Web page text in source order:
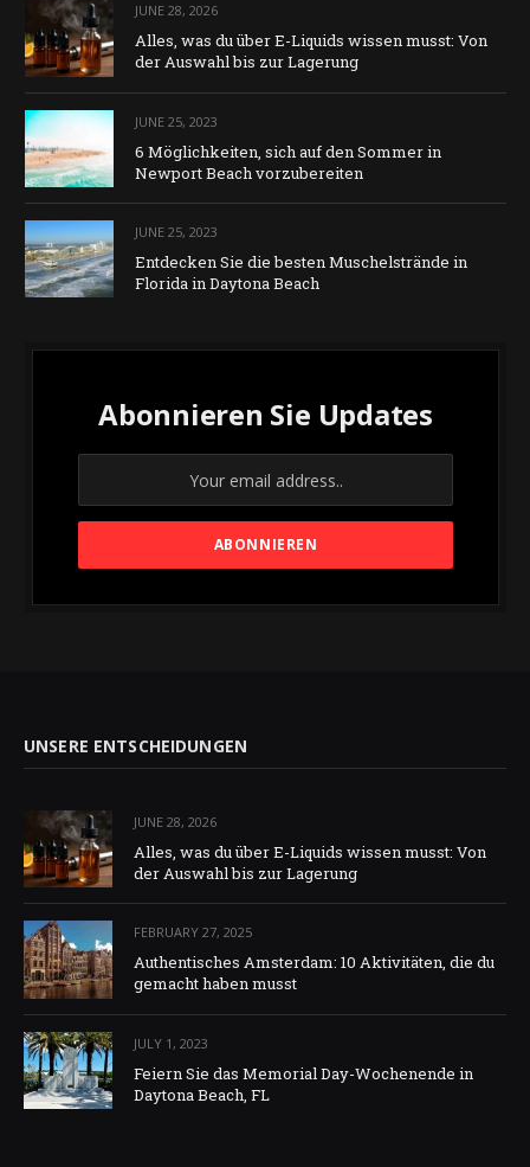
JUNE 28, 2026
Alles, was du über E-Liquids wissen musst: Von
der Auswahl bis zur Lagerung
JUNE 25, 2023
6 Möglichkeiten, sich auf den Sommer in
Newport Beach vorzubereiten
JUNE 25, 2023
Entdecken Sie die besten Muschelstrände in
Florida in Daytona Beach
Abonnieren Sie Updates
UNSERE ENTSCHEIDUNGEN
JUNE 28, 2026
Alles, was du über E-Liquids wissen musst: Von
der Auswahl bis zur Lagerung
FEBRUARY 27, 2025
Authentisches Amsterdam: 10 Aktivitäten, die du
gemacht haben musst
JULY 1, 2023
Feiern Sie das Memorial Day-Wochenende in
Daytona Beach, FL